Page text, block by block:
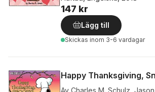
147 kr
Lägg till
Skickas inom 3-6 vardagar
Happy Thanksgiving,
Av Charles M. Schulz